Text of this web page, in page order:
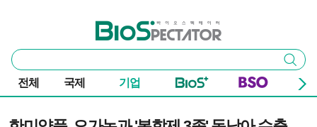
바이오스펙테이터
통
합
검
색
검색
전체 국제 기업